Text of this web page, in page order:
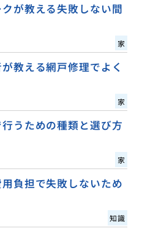
が教える失敗しない間
家
教える網戸修理でよく
家
うための種類と選び方
家
負担で失敗しないため
知識